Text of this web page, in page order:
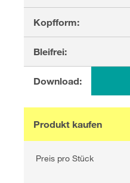
Kopfform:
Bleifrei:
Download:
Produkt kaufen
Preis pro Stück